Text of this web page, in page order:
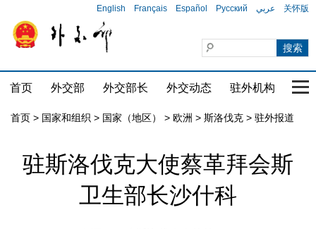
English Français Español Русский عربي 关怀版
首页 外交部 外交部长 外交动态 驻外机构 国
首页 > 国家和组织 > 国家（地区） > 欧洲 > 斯洛伐克 > 驻外报道
驻斯洛伐克大使蔡革拜会斯
卫生部长沙什科